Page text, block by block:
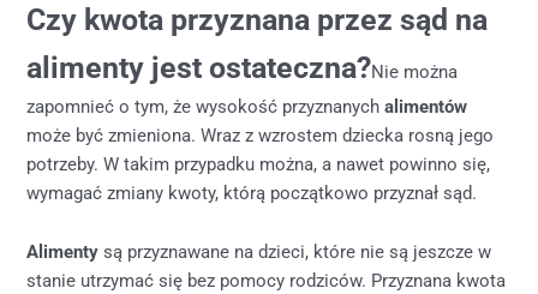
Czy kwota przyznana przez sąd na
alimenty jest ostateczna?Nie można
zapomnieć o tym, że wysokość przyznanychalimentów
może być zmieniona. Wraz z wzrostem dziecka rosną jego
potrzeby. W takim przypadku można, a nawet powinno się,
wymagać zmiany kwoty, którą początkowo przyznał sąd.
Alimenty są przyznawane na dzieci, które nie są jeszcze w
stanie utrzymać się bez pomocy rodziców. Przyznana kwota